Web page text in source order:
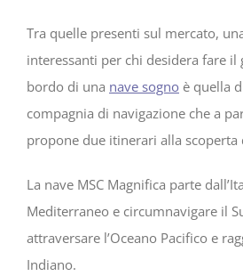
Tra quelle presenti sul mercato,
interessanti per chi desidera fare il
bordo di una nave sogno è quella
compagnia di navigazione che a
propone due itinerari alla scoperta
La nave MSC Magnifica parte
Mediterraneo e circumnavigare il
attraversare l’Oceano Pacifico e
Indiano.